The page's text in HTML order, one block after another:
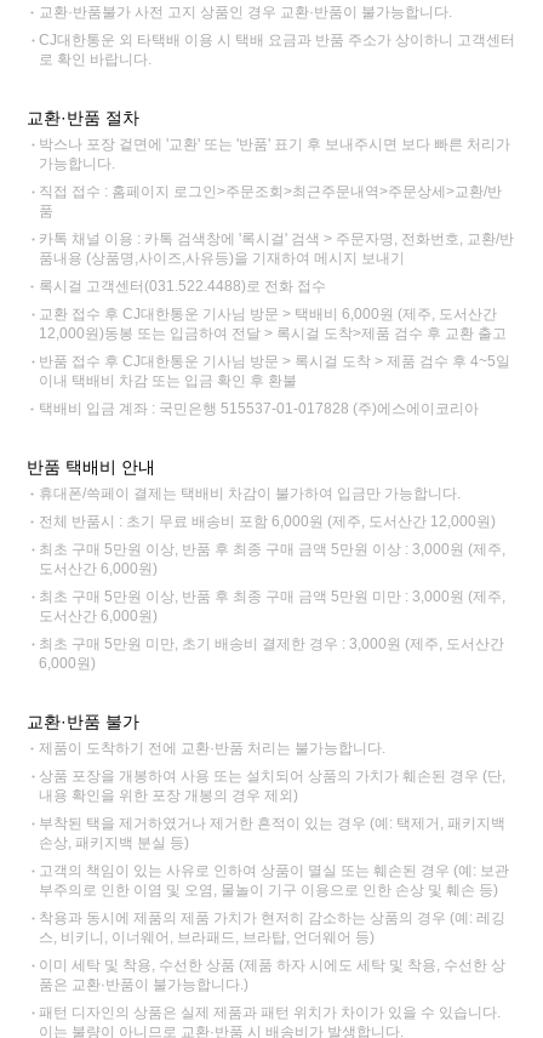
교환·반품불가 사전 고지 상품인 경우 교환·반품이 불가능합니다.
CJ대한통운 외 타택배 이용 시 택배 요금과 반품 주소가 상이하니 고객센터
로 확인 바랍니다.
교환·반품 절차
박스나 포장 겉면에 '교환' 또는 '반품' 표기 후 보내주시면 보다 빠른 처리가
가능합니다.
직접 접수 : 홈페이지 로그인>주문조회>최근주문내역>주문상세>교환/반
품
카톡 채널 이용 : 카톡 검색창에 '록시걸' 검색 > 주문자명, 전화번호, 교환/반
품내용 (상품명,사이즈,사유등)을 기재하여 메시지 보내기
록시걸 고객센터(031.522.4488)로 전화 접수
교환 접수 후 CJ대한통운 기사님 방문 > 택배비 6,000원 (제주, 도서산간
12,000원)동봉 또는 입금하여 전달 > 록시걸 도착>제품 검수 후 교환 출고
반품 접수 후 CJ대한통운 기사님 방문 > 록시걸 도착 > 제품 검수 후 4~5일
이내 택배비 차감 또는 입금 확인 후 환불
택배비 입금 계좌 : 국민은행 515537-01-017828 (주)에스에이코리아
반품 택배비 안내
휴대폰/쓱페이 결제는 택배비 차감이 불가하여 입금만 가능합니다.
전체 반품시 : 초기 무료 배송비 포함 6,000원 (제주, 도서산간 12,000원)
최초 구매 5만원 이상, 반품 후 최종 구매 금액 5만원 이상 : 3,000원 (제주,
도서산간 6,000원)
최초 구매 5만원 이상, 반품 후 최종 구매 금액 5만원 미만 : 3,000원 (제주,
도서산간 6,000원)
최초 구매 5만원 미만, 초기 배송비 결제한 경우 : 3,000원 (제주, 도서산간
6,000원)
교환·반품 불가
제품이 도착하기 전에 교환·반품 처리는 불가능합니다.
상품 포장을 개봉하여 사용 또는 설치되어 상품의 가치가 훼손된 경우 (단,
내용 확인을 위한 포장 개봉의 경우 제외)
부착된 택을 제거하였거나 제거한 흔적이 있는 경우 (예: 택제거, 패키지백
손상, 패키지백 분실 등)
고객의 책임이 있는 사유로 인하여 상품이 멸실 또는 훼손된 경우 (예: 보관
부주의로 인한 이염 및 오염, 물놀이 기구 이용으로 인한 손상 및 훼손 등)
착용과 동시에 제품의 제품 가치가 현저히 감소하는 상품의 경우 (예: 레깅
스, 비키니, 이너웨어, 브라패드, 브라탑, 언더웨어 등)
이미 세탁 및 착용, 수선한 상품 (제품 하자 시에도 세탁 및 착용, 수선한 상
품은 교환·반품이 불가능합니다.)
패턴 디자인의 상품은 실제 제품과 패턴 위치가 차이가 있을 수 있습니다.
이는 불량이 아니므로 교환·반품 시 배송비가 발생합니다.